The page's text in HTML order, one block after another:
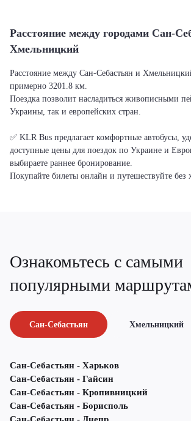
Расстояние между городами Сан-
Хмельницкий
Расстояние между Сан-Себастьян и
примерно 3201.8 км.
Поездка позволит насладиться живописными
Украины, так и европейских стран.
✅ KLR Bus предлагает комфортные автобусы,
доступные цены для поездок по Украине и
выбираете раннее бронирование.
Покупайте билеты онлайн и путешествуйте без
Ознакомьтесь с самыми
популярными
Сан-Себастьян Хмельницкий
Сан-Себастьян - Харьков
Сан-Себастьян - Гайсин
Сан-Себастьян - Кропивницкий
Сан-Себастьян - Борисполь